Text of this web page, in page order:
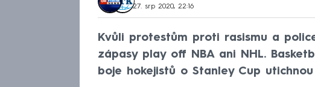
27. srp 2020, 22:16
Kvůli protestům proti rasismu a
zápasy play off NBA ani NHL.
boje hokejistů o Stanley Cup utichnou